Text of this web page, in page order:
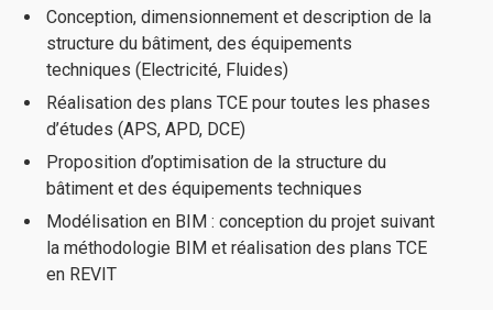
Conception, dimensionnement et description de la
structure du bâtiment, des équipements
techniques (Electricité, Fluides)
Réalisation des plans TCE pour toutes les phases
d’études (APS, APD, DCE)
Proposition d’optimisation de la structure du
bâtiment et des équipements techniques
Modélisation en BIM : conception du projet suivant
la méthodologie BIM et réalisation des plans TCE
en REVIT